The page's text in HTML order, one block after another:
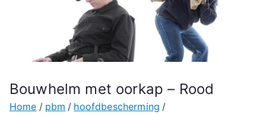
Bouwhelm met oorkap – Rood
Home pbm
hoofdbescherming